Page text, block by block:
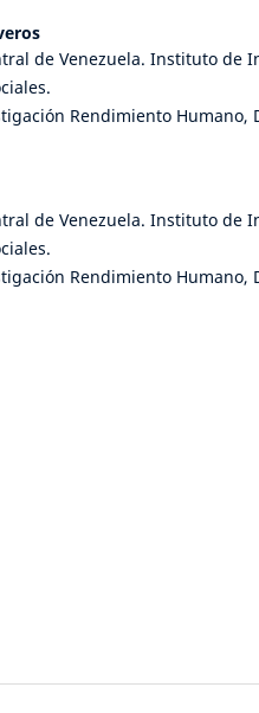
de Venezuela. Instituto de
Rendimiento Humano,
de Venezuela. Instituto de
Rendimiento Humano,